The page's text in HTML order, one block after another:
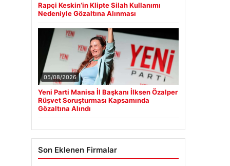
Rapçi Keskin’in Klipte Silah Kullanımı
Nedeniyle Gözaltına Alınması
05/08/2026
Yeni Parti Manisa İl Başkanı İlksen Özalper
Rüşvet Soruşturması Kapsamında
Gözaltına Alındı
Son Eklenen Firmalar